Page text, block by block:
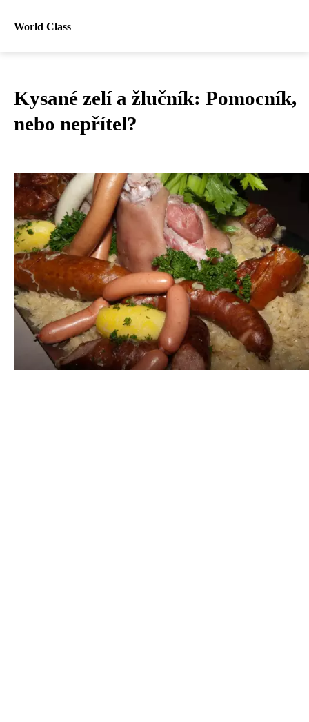
World Class
Kysané zelí a žlučník: Pomocník,
nebo nepřítel?